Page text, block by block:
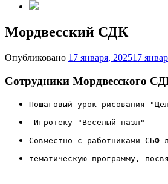
Мордвесский СДК
Опубликовано 17 января, 202517
Сотрудники Мордвесского
Пошаговый урок рисования
Игротеку "Весёлый пазл"
Совместно с работниками СБФ
тематическую программу,